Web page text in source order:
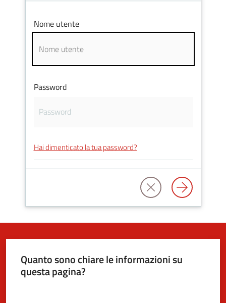
Vivere
Casalfiumanese
5x1000
argomenti
Nome utente
Password
Hai dimenticato la tua password?
Quanto sono chiare le informazioni su
questa pagina?